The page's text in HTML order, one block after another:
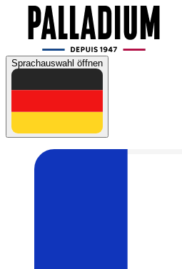
Sprachauswahl öffnen